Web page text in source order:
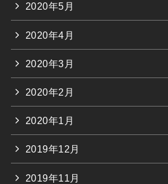
2020年5月
2020年4月
2020年3月
2020年2月
2020年1月
2019年12月
2019年11月